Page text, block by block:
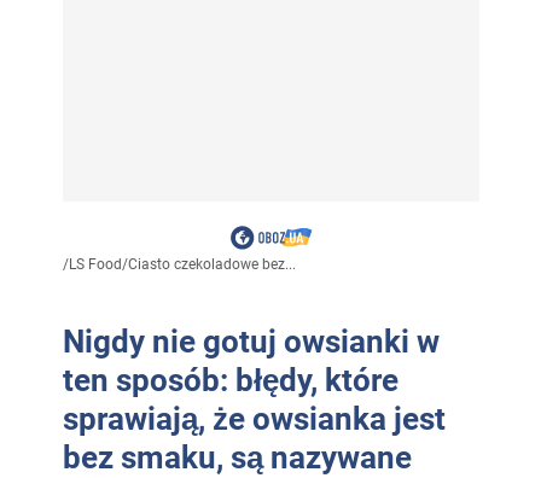
/LS Food/Ciasto czekoladowe bez...
Nigdy nie gotuj owsianki w
ten sposób: błędy, które
sprawiają, że owsianka jest
bez smaku, są nazywane